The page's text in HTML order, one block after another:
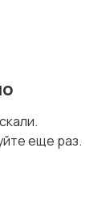
еще раз.